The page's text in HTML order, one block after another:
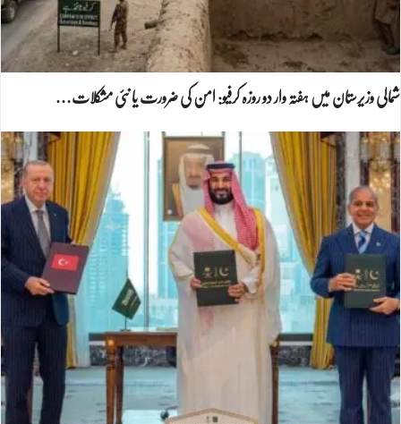
شمالی وزیرستان میں ہفتہ وار دو روزہ کرفیو: امن کی ضرورت یا نئی مشکلات…